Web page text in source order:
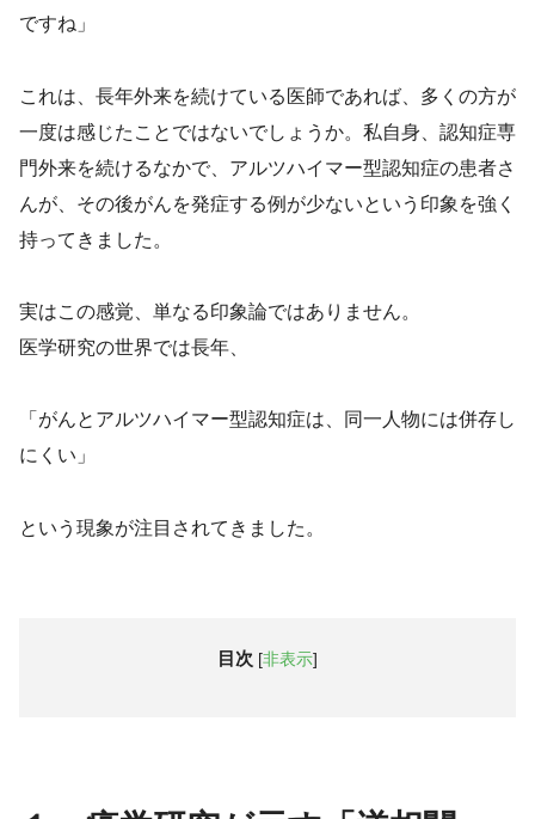
ですね」
これは、長年外来を続けている医師であれば、多くの方が
一度は感じたことではないでしょうか。私自身、認知症専
門外来を続けるなかで、アルツハイマー型認知症の患者さ
んが、その後がんを発症する例が少ないという印象を強く
持ってきました。
実はこの感覚、単なる印象論ではありません。
医学研究の世界では長年、
「がんとアルツハイマー型認知症は、同一人物には併存し
にくい」
という現象が注目されてきました。
目次 [非表示]